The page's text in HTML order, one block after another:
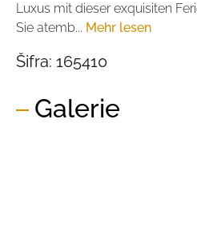
Luxus mit dieser exquisiten
Sie atemb... Mehr lesen
Šifra: 165410
Galerie